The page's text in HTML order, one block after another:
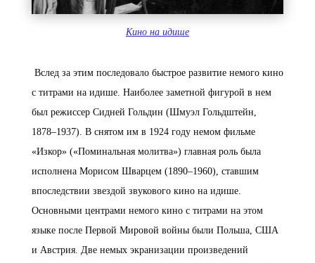
Кино на идише
Вслед за этим последовало быстрое развитие немого кино
с титрами на идише. Наиболее заметной фигурой в нем
был режиссер Сидней Гольдин (Шмуэл Гольдштейн,
1878–1937). В снятом им в 1924 году немом фильме
«Изкор» («Поминальная молитва») главная роль была
исполнена Морисом Шварцем (1890–1960), ставшим
впоследствии звездой звукового кино на идише.
Основными центрами немого кино с титрами на этом
языке после Первой Мировой войны были Польша, США
и Австрия. Две немых экранизации произведений